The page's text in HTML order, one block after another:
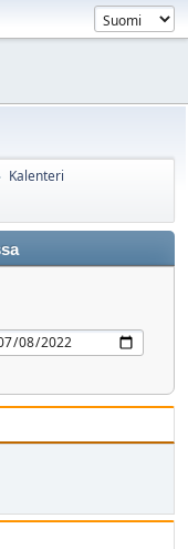
Kalenteri